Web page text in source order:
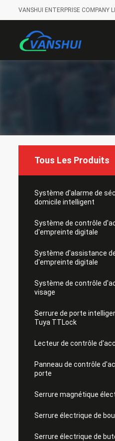
VANSHUI ENTERPRISE COMPANY
Tous Les Produits
Système d'alarme de
domicile intelligent
Système de contrôle
d'empreinte digitale
Système d'assistance
d'empreinte digitale
Système de contrôle
visage
Serrure de porte
Tuya TTLock
Lecteur de contrôle
Panneau de contrôle
porte
Serrure magnétique
Serrure électrique de
Serrure électrique de